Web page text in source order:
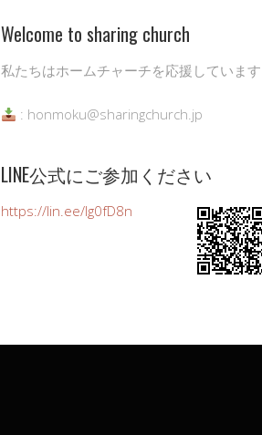
Welcome to sharing church
私たちはホームチャーチを応援しています
: honmoku@sharingchurch.jp
LINE公式にご参加ください
https://lin.ee/Ig0fD8n